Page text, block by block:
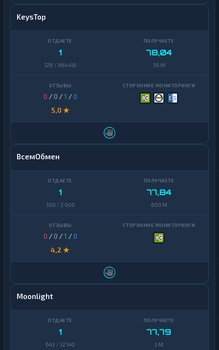
KeysTop
1
128 / 384 418
78,04
30 M
0 / 0 /1 /0
5,0 ★
ВсемОбмен
1
300 / 2 000
77,84
600 M
0 / 0 /1 /0
4,2 ★
Moonlight
1
643 / 32 140
77,79
3 M